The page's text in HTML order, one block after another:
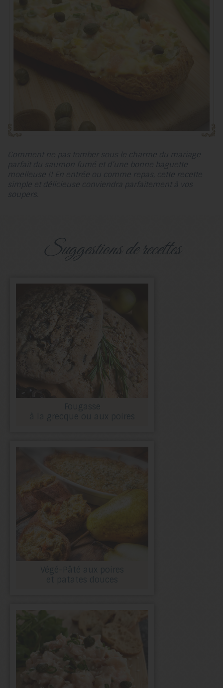
Comment ne pas tomber sous le charme du mariage
parfait du saumon fumé et d’une bonne baguette
moelleuse !! En entrée ou comme repas, cette recette
simple et délicieuse conviendra parfaitement à vos
soupers.
suggestions de recettes